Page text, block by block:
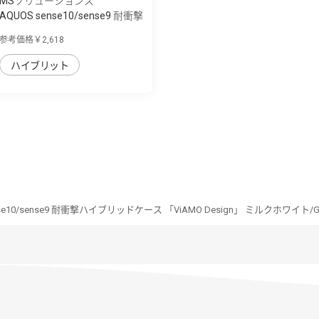
AQUOS sense10/sense9 耐衝撃
参考価格￥2,618
ハイブリット
sense9 耐衝撃ハイブリッドケース 「ViAMO Design」 ミルクホワイト/G